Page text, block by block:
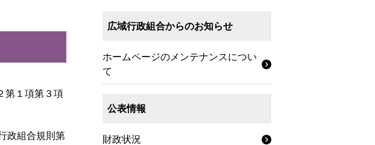
第１項第３項
政組合規則第
広域行政組合からのお知らせ
ホームページのメンテナンスについ
て
公表情報
財政状況